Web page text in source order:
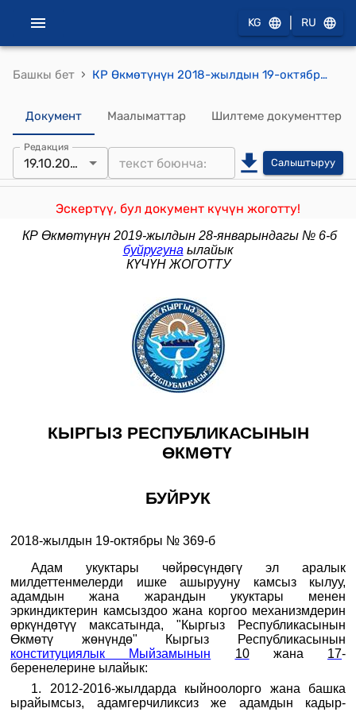
KG RU
Башкы бет › КР Өкмөтүнүн 2018-жылдын 19-октябрындагы № 369-б 2012-2016-жылдарда кыйноолорго жана башка ырайымсыз, адамгерчиликсиз же адамдын кадыр-баркын басмырлаган мамиленин жана жазанын түрлөрүнө каршы конвенцияны аткаруунун жүрүшү жөнүндө Кыргыз Республикасынын үчүнчү мезгилдүү докладын жактыруу жөнүндө" буйругу
Документ Маалыматтар Шилтеме документтер
Редакция
19.10.2018 Салыштыруу
Эскертүү, бул документ күчүн жоготту!